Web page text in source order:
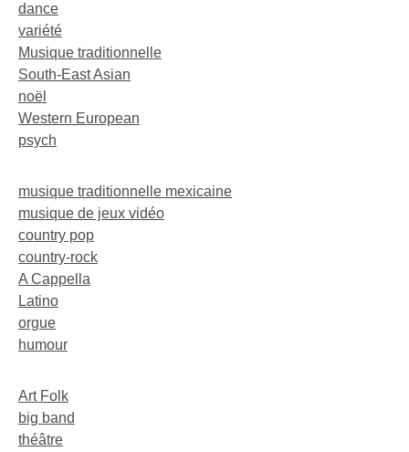
dance
variété
Musique traditionnelle
South-East Asian
noël
Western European
psych
musique traditionnelle mexicaine
musique de jeux vidéo
country pop
country-rock
A Cappella
Latino
orgue
humour
Art Folk
big band
théâtre